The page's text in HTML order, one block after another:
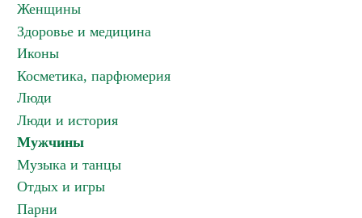
Женщины
Здоровье и медицина
Иконы
Косметика, парфюмерия
Люди
Люди и история
Мужчины
Музыка и танцы
Отдых и игры
Парни